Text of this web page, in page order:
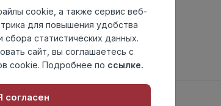
Толщина
защитного
слоя
0,50мм
Актуальность
Актуален
Страна
происхождения
Россия
Осталось
cookie, а также сервис веб-
для повышения удобства
сбора статистических данных.
сайт, вы соглашаетесь с
cookie. Подробнее по ссылке.
согласен